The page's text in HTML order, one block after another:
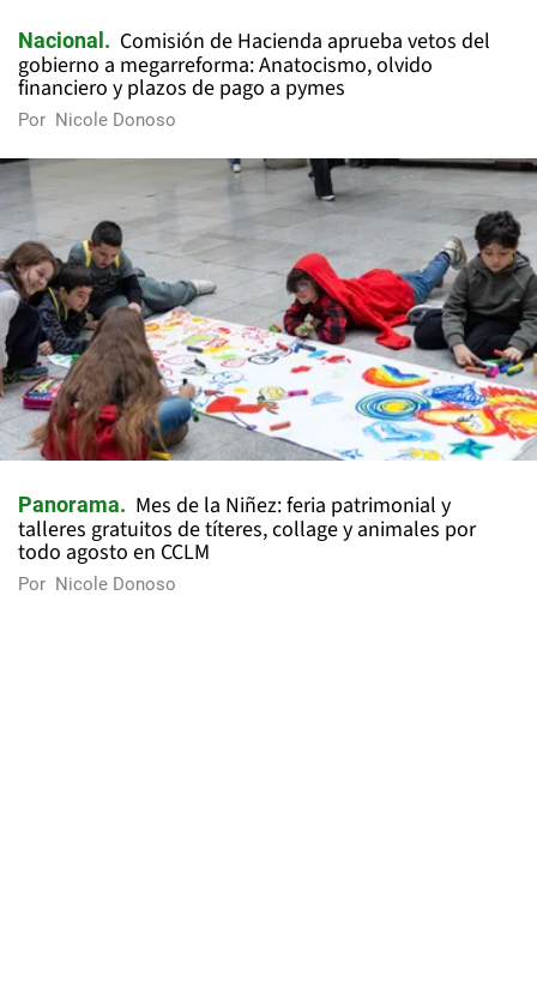
Nacional
Comisión de Hacienda aprueba vetos del
gobierno a megarreforma: Anatocismo, olvido
financiero y plazos de pago a pymes
Por Nicole Donoso
Panorama
Mes de la Niñez: feria patrimonial y
talleres gratuitos de títeres, collage y animales por
todo agosto en CCLM
Por Nicole Donoso